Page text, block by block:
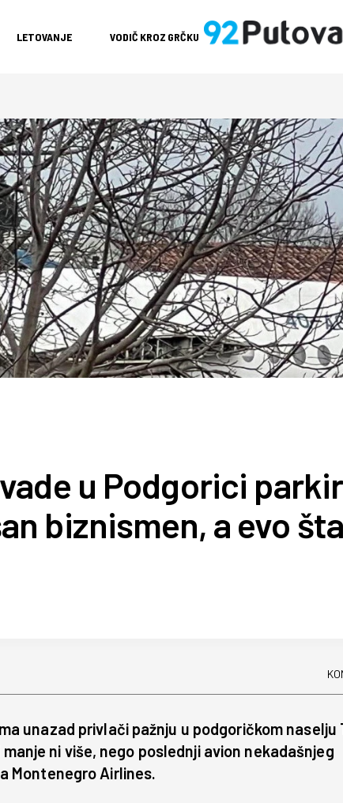
LETOVANJE VODIČ KROZ GRČKU
u Podgorici
biznismen, a evo
unazad privlači pažnju u podgoričkom naselju
ni više, nego poslednji avion nekadašnjeg
Montenegro Airlines.